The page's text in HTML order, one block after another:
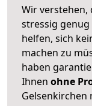
Wir verstehen,
stressig
helfen, sich
machen zu
haben
Ihnen ohne
Gelsenkirchen